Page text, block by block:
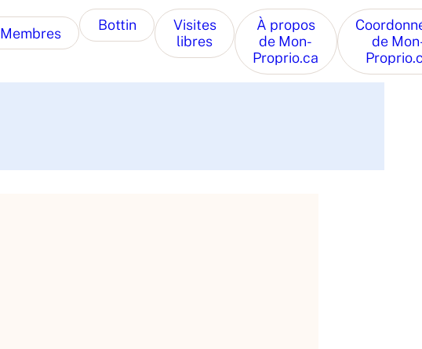
Membres Bottin
Visites
libres
À propos
de Mon-
Proprio.ca
de